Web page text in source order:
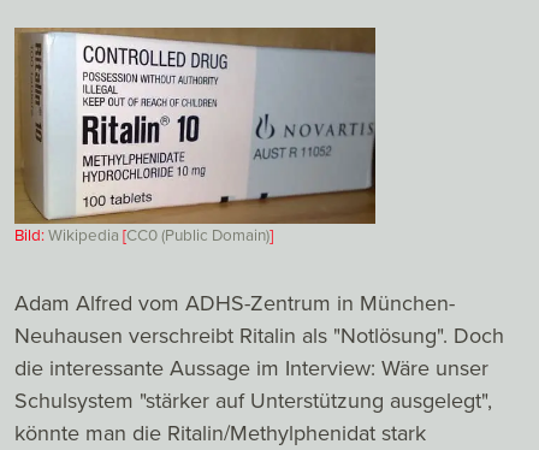
Bild:Wikipedia [CC0 (Public Domain)]
Adam Alfred vom ADHS-Zentrum in München-
Neuhausen verschreibt Ritalin als "Notlösung". Doch
die interessante Aussage im Interview: Wäre unser
Schulsystem "stärker auf Unterstützung ausgelegt",
könnte man die Ritalin/Methylphenidat stark